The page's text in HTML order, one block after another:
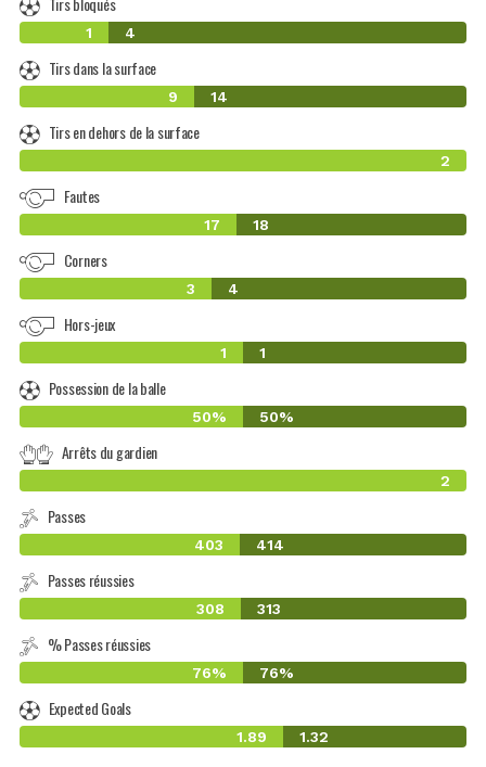
1 4
Tirs dans la surface
9 14
Tirs en dehors de la surface
2
Fautes
17 18
Corners
3 4
Hors-jeux
1 1
Possession de la balle
50% 50%
Arrêts du gardien
2
Passes
403 414
Passes réussies
308 313
% Passes réussies
76% 76%
Expected Goals
1.89 1.32